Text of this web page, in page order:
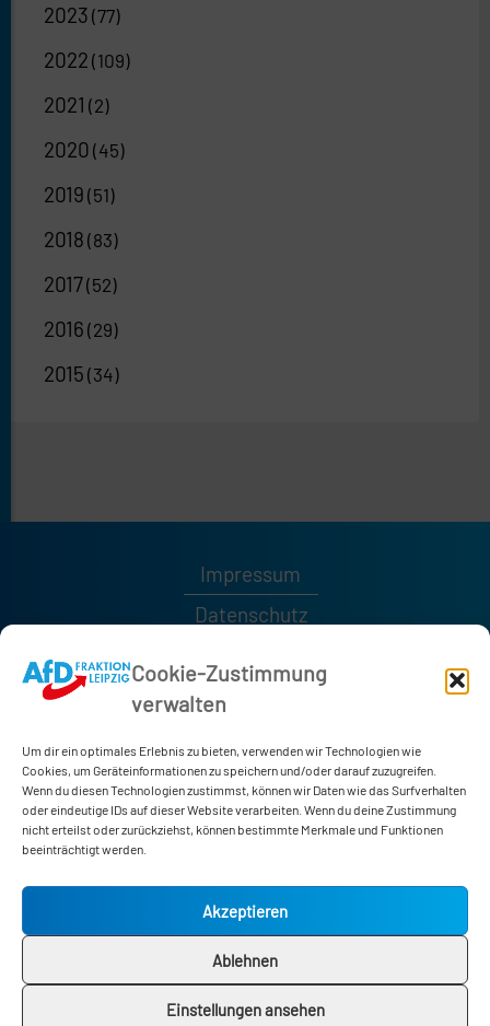
Cookie-Zustimmung
verwalten
Um dir ein optimales Erlebnis zu bieten, verwenden wir Technologien wie
Cookies, um Geräteinformationen zu speichern und/oder darauf zuzugreifen.
Wenn du diesen Technologien zustimmst, können wir Daten wie das Surfverhalten
oder eindeutige IDs auf dieser Website verarbeiten. Wenn du deine Zustimmung
nicht erteilst oder zurückziehst, können bestimmte Merkmale und Funktionen
beeinträchtigt werden.
Akzeptieren
Ablehnen
Einstellungen ansehen
2023 (77)
2022 (109)
2021 (2)
2020 (45)
2019 (51)
2018 (83)
2017(52)
2016 (29)
2015 (34)
Neues Rathaus
04109 Leipzig
Zimmer 178
Impressum
Datenschutz
0341 / 1232189
0341 / 1232185
afd-fraktion@leipzig.de